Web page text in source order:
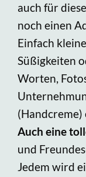
auch für
noch einen
Einfach
Süßigkeiten
Worten,
Auch eine
und
Jedem wird